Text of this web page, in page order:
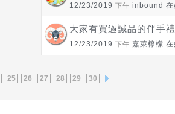
12/23/2019 下午 inbound 在
大家有買過誠品的伴手
12/23/2019 下午 嘉萊檸檬 在
25 26 27 28 29 30